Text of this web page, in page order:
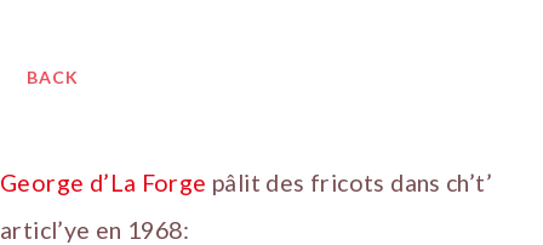
BACK
George d’La Forge pâlit des fricots dans ch’t’
articl’ye en 1968: